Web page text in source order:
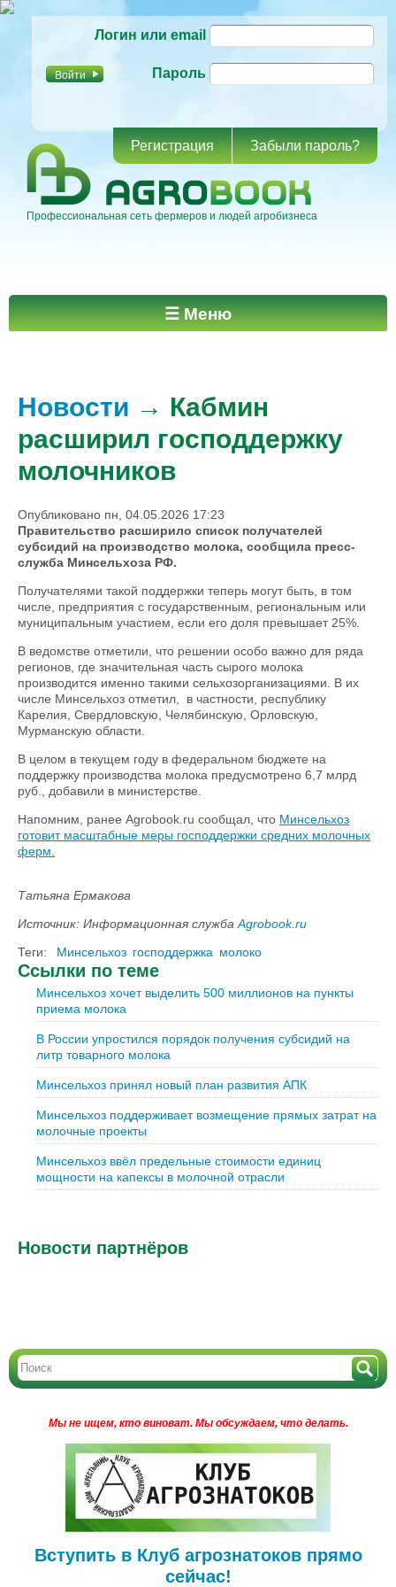
основному
Логин или email
Пароль
Регистрация Забыли пароль?
Профессиональная сеть фермеров и людей агробизнеса
Главное меню ☰ Меню
Новости → Кабмин
расширил господдержку
молочников
Опубликовано пн, 04.05.2026 17:23
Правительство расширило список получателей
субсидий на производство молока, сообщила пресс-
служба Минсельхоза РФ.
Получателями такой поддержки теперь могут быть, в том
числе, предприятия с государственным, региональным или
муниципальным участием, если его доля превышает 25%.
В ведомстве отметили, что решении особо важно для ряда
регионов, где значительная часть сырого молока
производится именно такими сельхозорганизациями. В их
числе Минсельхоз отметил, в частности, республику
Карелия, Свердловскую, Челябинскую, Орловскую,
Мурманскую области.
В целом в текущем году в федеральном бюджете на
поддержку производства молока предусмотрено 6,7 млрд
руб., добавили в министерстве.
Напомним, ранее Agrobook.ru сообщал, что Минсельхоз
готовит масштабные меры господдержки средних молочных
ферм.
Татьяна Ермакова
Источник: Информационная служба Agrobook.ru
Теги:
Минсельхоз господдержка молоко
Ссылки по теме
Минсельхоз хочет выделить 500 миллионов на пункты
приема молока
В России упростился порядок получения субсидий на
литр товарного молока
Минсельхоз принял новый план развития АПК
Минсельхоз поддерживает возмещение прямых затрат на
молочные проекты
Минсельхоз ввёл предельные стоимости единиц
мощности на капексы в молочной отрасли
Новости партнёров
Мы не ищем, кто виноват. Мы обсуждаем, что делать.
Вступить в Клуб агрознатоков прямо
сейчас!